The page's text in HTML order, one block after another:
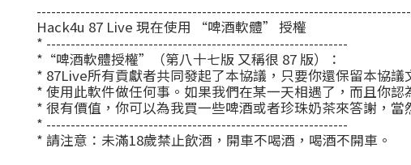
Hack4u 87 Live 現在使用 “啤酒軟體” 授權
* --------------------------------------------------------------
*“啤酒軟體授權”（第八十七版 又稱很 87 版）：
* 87Live所有貢獻者共同發起了本協議，只要你還保留本協議
* 使用此軟件做任何事。如果我們在某一天相遇了，而且你認
* 很有價值，你可以為我買一些啤酒或者珍珠奶茶來答謝，
* --------------------------------------------------------------
* 請注意：未滿18歲禁止飲酒，開車不喝酒，喝酒不開車。